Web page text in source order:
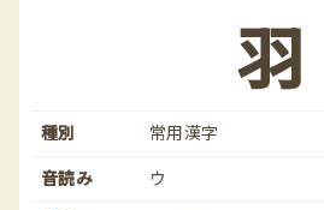
羽
種別
常用漢字
音読み
ウ